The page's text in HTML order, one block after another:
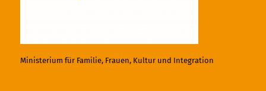
Ministerium für Familie, Frauen, Kultur und Integration